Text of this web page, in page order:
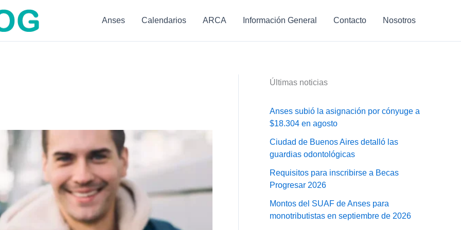
Anses Calendarios ARCA Información General Contacto Nosotros
Últimas noticias
Anses subió la asignación por cónyuge a
$18.304 en agosto
Ciudad de Buenos Aires detalló las
guardias odontológicas
Requisitos para inscribirse a Becas
Progresar 2026
Montos del SUAF de Anses para
monotributistas en septiembre de 2026